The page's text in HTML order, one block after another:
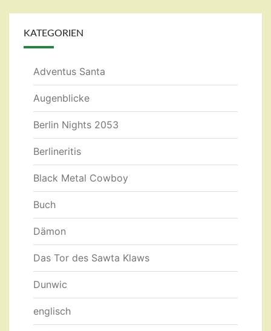
KATEGORIEN
Adventus Santa
Augenblicke
Berlin Nights 2053
Berlineritis
Black Metal Cowboy
Buch
Dämon
Das Tor des Sawta Klaws
Dunwic
englisch